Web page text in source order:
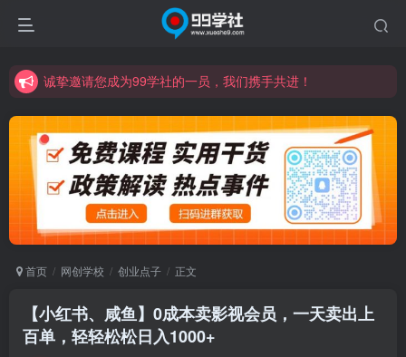
诚挚邀请您成为99学社的一员，我们携手共进！
诚挚邀请您成为99学社的一员，我们携手共进！
学习路上不孤独，99学社与你同行！分享全网优质VIP资源，炒股教程、创业教程、网络营销教程、自媒体短视频教程等，长期更新各大精品创业项目！
首页 网创学校 创业点子 正文
【小红书、咸鱼】0成本卖影视会员，一天卖出上
百单，轻轻松松日入1000+